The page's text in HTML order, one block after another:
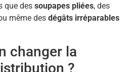
que des soupapes pliées, des
même des dégâts irréparables
changer la
?